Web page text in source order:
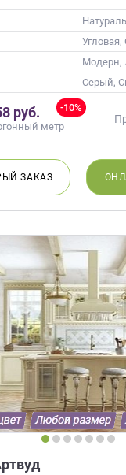
ручка
Модерн,
Серый,
-10%
руб.
метр
ЗАКАЗ